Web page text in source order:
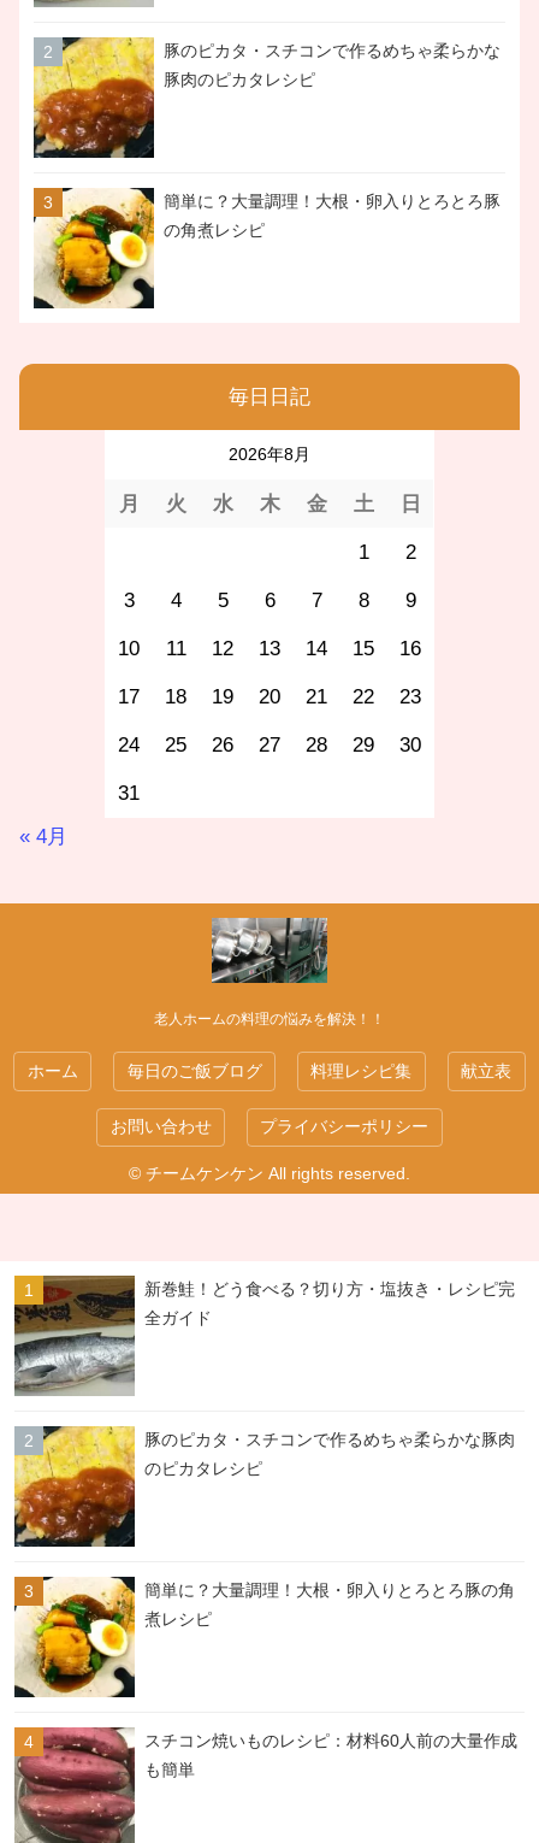
豚のピカタ・スチコンで作るめちゃ柔らかな
豚肉のピカタレシピ
簡単に？大量調理！大根・卵入りとろとろ豚
の角煮レシピ
毎日日記
2026年8月
月 火 水 木 金 土 日
1 2
3 4 5 6 7 8 9
10 11 12 13 14 15 16
17 18 19 20 21 22 23
24 25 26 27 28 29 30
31
« 4月
老人ホームの料理の悩みを解決！！
ホーム 毎日のご飯ブログ 料理レシピ集 献立表
お問い合わせ プライバシーポリシー
© チームケンケン All rights reserved.
新巻鮭！どう食べる？切り方・塩抜き・レシピ完
全ガイド
豚のピカタ・スチコンで作るめちゃ柔らかな豚肉
のピカタレシピ
簡単に？大量調理！大根・卵入りとろとろ豚の角
煮レシピ
スチコン焼いものレシピ：材料60人前の大量作成
も簡単